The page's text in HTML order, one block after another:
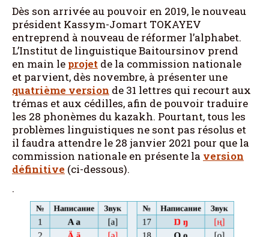
Dès son arrivée au pouvoir en 2019, le nouveau
président Kassym-Jomart TOKAYEV
entreprend à nouveau de réformer l’alphabet.
L’Institut de linguistique Baitoursinov prend
en main le projet de la commission nationale
et parvient, dès novembre, à présenter une
quatrième version de 31 lettres qui recourt aux
trémas et aux cédilles, afin de pouvoir traduire
les 28 phonèmes du kazakh. Pourtant, tous les
problèmes linguistiques ne sont pas résolus et
il faudra attendre le 28 janvier 2021 pour que la
commission nationale en présente la version
définitive (ci-dessous).
.